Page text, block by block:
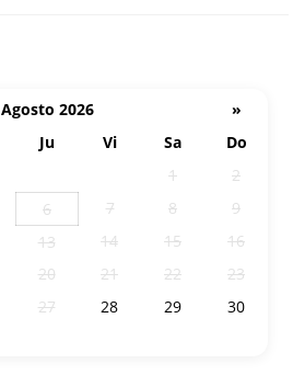
Agosto 2026
»
Ju Vi Sa
Do
1
2
6 7 8
9
13 14 15
16
20 21 22
23
27 28 29
30